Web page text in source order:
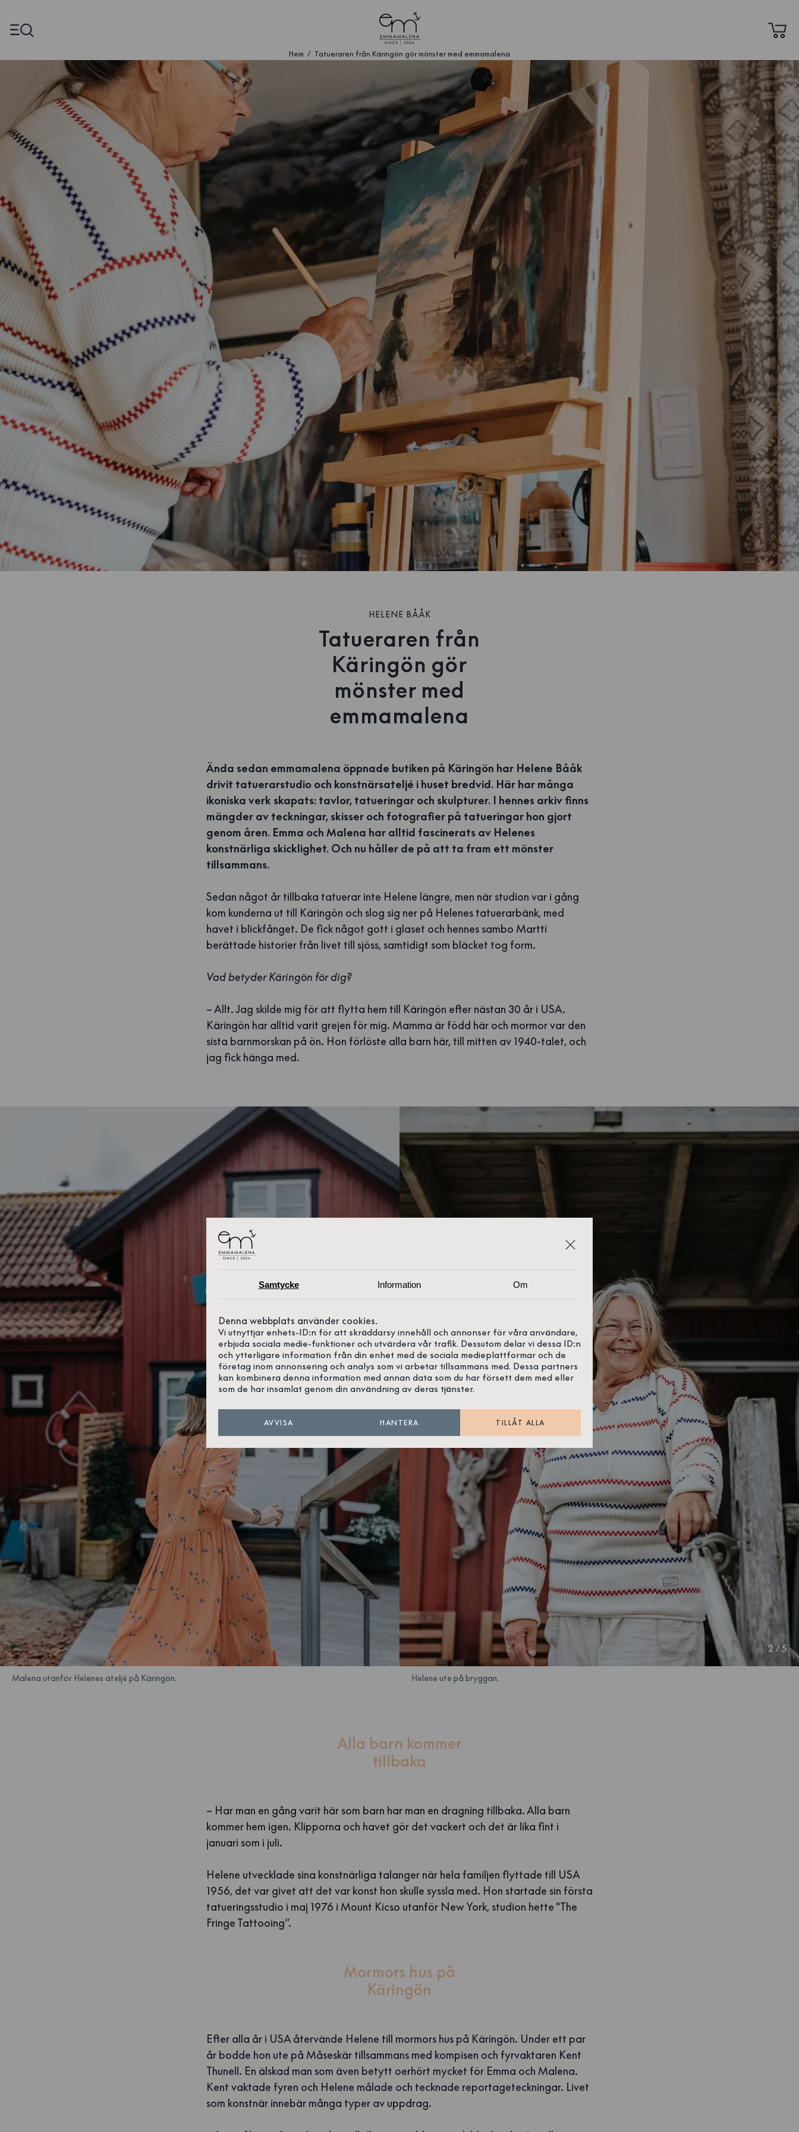
Hem Tatueraren från Käringön gör mönster med emmamalena
HELENE BÅÅK
Tatueraren från
Käringön gör
mönster med
emmamalena
Ända sedan emmamalena öppnade butiken på Käringön har Helene Bååk
drivit tatuerarstudio och konstnärsateljé i huset bredvid. Här har många
ikoniska verk skapats: tavlor, tatueringar och skulpturer. I hennes arkiv finns
mängder av teckningar, skisser och fotografier på tatueringar hon gjort
genom åren. Emma och Malena har alltid fascinerats av Helenes
konstnärliga skicklighet. Och nu håller de på att ta fram ett mönster
tillsammans.
Sedan något år tillbaka tatuerar inte Helene längre, men när studion var i gång
kom kunderna ut till Käringön och slog sig ner på Helenes tatuerarbänk, med
havet i blickfånget. De fick något gott i glaset och hennes sambo Martti
berättade historier från livet till sjöss, samtidigt som bläcket tog form.
Vad betyder Käringön för dig?
– Allt. Jag skilde mig för att flytta hem till Käringön efter nästan 30 år i USA.
Käringön har alltid varit grejen för mig. Mamma är född här och mormor var den
sista barnmorskan på ön. Hon förlöste alla barn här, till mitten av 1940-talet, och
jag fick hänga med.
Malena utanför Helenes ateljé på Käringön. Helene ute på bryggan.
2/5
Alla barn kommer
tillbaka
– Har man en gång varit här som barn har man en dragning tillbaka. Alla barn
kommer hem igen. Klipporna och havet gör det vackert och det är lika fint i
januari som i juli.
Helene utvecklade sina konstnärliga talanger när hela familjen flyttade till USA
1956, det var givet att det var konst hon skulle syssla med. Hon startade sin första
tatueringsstudio i maj 1976 i Mount Kicso utanför New York, studion hette "The
Fringe Tattooing”.
Mormors hus på
Käringön
Efter alla år i USA återvände Helene till mormors hus på Käringön. Under ett par
år bodde hon ute på Måseskär tillsammans med kompisen och fyrvaktaren Kent
Thunell. En älskad man som även betytt oerhört mycket för Emma och Malena.
Kent vaktade fyren och Helene målade och tecknade reportageteckningar. Livet
som konstnär innebär många typer av uppdrag.
Samtycke Information Om
Denna webbplats använder cookies.
Vi utnyttjar enhets-ID:n för att skräddarsy innehåll och annonser för våra användare,
erbjuda sociala medie-funktioner och utvärdera vår trafik. Dessutom delar vi dessa ID:n
och ytterligare information från din enhet med de sociala medieplattformar och de
företag inom annonsering och analys som vi arbetar tillsammans med. Dessa partners
kan kombinera denna information med annan data som du har försett dem med eller
som de har insamlat genom din användning av deras tjänster.
AVVISA HANTERA TILLÅT ALLA